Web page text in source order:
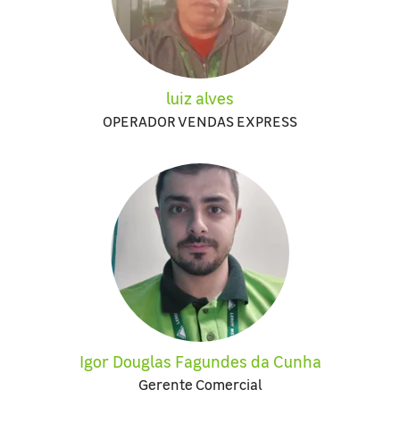
luiz alves
OPERADOR VENDAS EXPRESS
Igor Douglas Fagundes da Cunha
Gerente Comercial